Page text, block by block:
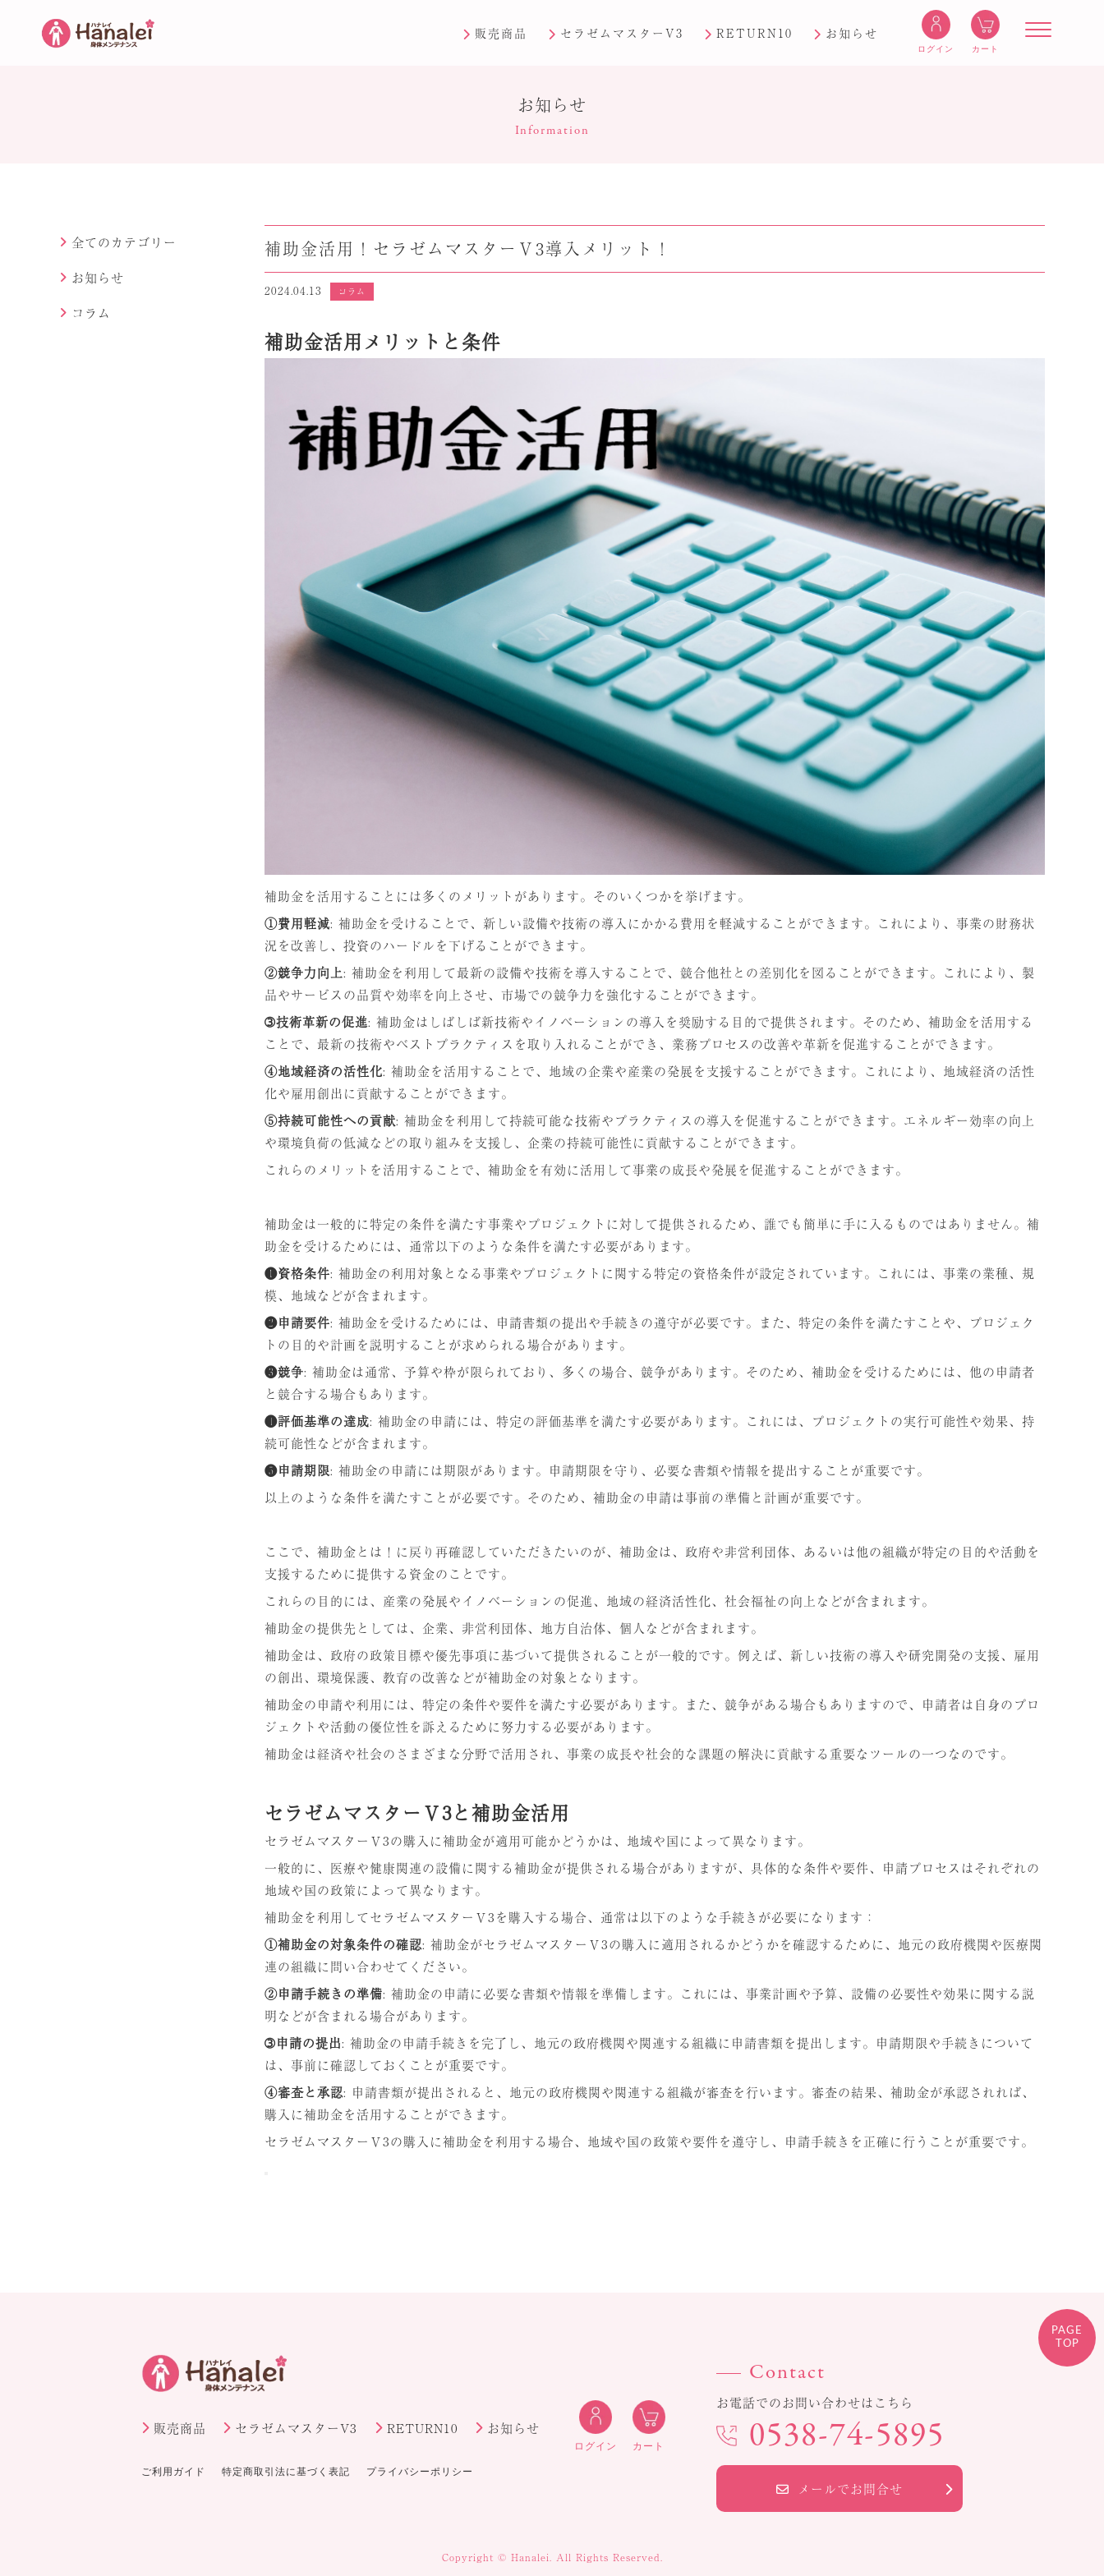
販売商品 セラゼムマスターV3 RETURN10 お知らせ
ログイン カート
お知らせ
Information
補助金活用！セラゼムマスターⅤ3導入メリット！
2024.04.13 コラム
補助金活用メリットと条件
補助金を活用することには多くのメリットがあります。そのいくつかを挙げます。
①費用軽減: 補助金を受けることで、新しい設備や技術の導入にかかる費用を軽減することができます。これにより、事業の財務状
況を改善し、投資のハードルを下げることができます。
②競争力向上: 補助金を利用して最新の設備や技術を導入することで、競合他社との差別化を図ることができます。これにより、製
品やサービスの品質や効率を向上させ、市場での競争力を強化することができます。
➂技術革新の促進: 補助金はしばしば新技術やイノベーションの導入を奨励する目的で提供されます。そのため、補助金を活用する
ことで、最新の技術やベストプラクティスを取り入れることができ、業務プロセスの改善や革新を促進することができます。
④地域経済の活性化: 補助金を活用することで、地域の企業や産業の発展を支援することができます。これにより、地域経済の活性
化や雇用創出に貢献することができます。
⑤持続可能性への貢献: 補助金を利用して持続可能な技術やプラクティスの導入を促進することができます。エネルギー効率の向上
や環境負荷の低減などの取り組みを支援し、企業の持続可能性に貢献することができます。
これらのメリットを活用することで、補助金を有効に活用して事業の成長や発展を促進することができます。
補助金は一般的に特定の条件を満たす事業やプロジェクトに対して提供されるため、誰でも簡単に手に入るものではありません。補
助金を受けるためには、通常以下のような条件を満たす必要があります。
❶資格条件: 補助金の利用対象となる事業やプロジェクトに関する特定の資格条件が設定されています。これには、事業の業種、規
模、地域などが含まれます。
❷申請要件: 補助金を受けるためには、申請書類の提出や手続きの遵守が必要です。また、特定の条件を満たすことや、プロジェク
トの目的や計画を説明することが求められる場合があります。
❸競争: 補助金は通常、予算や枠が限られており、多くの場合、競争があります。そのため、補助金を受けるためには、他の申請者
と競合する場合もあります。
❹評価基準の達成: 補助金の申請には、特定の評価基準を満たす必要があります。これには、プロジェクトの実行可能性や効果、持
続可能性などが含まれます。
❺申請期限: 補助金の申請には期限があります。申請期限を守り、必要な書類や情報を提出することが重要です。
以上のような条件を満たすことが必要です。そのため、補助金の申請は事前の準備と計画が重要です。
ここで、補助金とは！に戻り再確認していただきたいのが、補助金は、政府や非営利団体、あるいは他の組織が特定の目的や活動を
支援するために提供する資金のことです。
これらの目的には、産業の発展やイノベーションの促進、地域の経済活性化、社会福祉の向上などが含まれます。
補助金の提供先としては、企業、非営利団体、地方自治体、個人などが含まれます。
補助金は、政府の政策目標や優先事項に基づいて提供されることが一般的です。例えば、新しい技術の導入や研究開発の支援、雇用
の創出、環境保護、教育の改善などが補助金の対象となります。
補助金の申請や利用には、特定の条件や要件を満たす必要があります。また、競争がある場合もありますので、申請者は自身のプロ
ジェクトや活動の優位性を訴えるために努力する必要があります。
補助金は経済や社会のさまざまな分野で活用され、事業の成長や社会的な課題の解決に貢献する重要なツールの一つなのです。
セラゼムマスターⅤ3と補助金活用
セラゼムマスターⅤ3の購入に補助金が適用可能かどうかは、地域や国によって異なります。
一般的に、医療や健康関連の設備に関する補助金が提供される場合がありますが、具体的な条件や要件、申請プロセスはそれぞれの
地域や国の政策によって異なります。
補助金を利用してセラゼムマスターⅤ3を購入する場合、通常は以下のような手続きが必要になります：
①補助金の対象条件の確認: 補助金がセラゼムマスターⅤ3の購入に適用されるかどうかを確認するために、地元の政府機関や医療関
連の組織に問い合わせてください。
②申請手続きの準備: 補助金の申請に必要な書類や情報を準備します。これには、事業計画や予算、設備の必要性や効果に関する説
明などが含まれる場合があります。
➂申請の提出: 補助金の申請手続きを完了し、地元の政府機関や関連する組織に申請書類を提出します。申請期限や手続きについて
は、事前に確認しておくことが重要です。
④審査と承認: 申請書類が提出されると、地元の政府機関や関連する組織が審査を行います。審査の結果、補助金が承認されれば、
購入に補助金を活用することができます。
セラゼムマスターⅤ3の購入に補助金を利用する場合、地域や国の政策や要件を遵守し、申請手続きを正確に行うことが重要です。
全てのカテゴリー
お知らせ
コラム
Contact
お電話でのお問い合わせはこちら
0538-74-5895
メールでお問合せ
ログイン カート
販売商品 セラゼムマスターV3 RETURN10 お知らせ
ご利用ガイド 特定商取引法に基づく表記 プライバシーポリシー
Copyright © Hanalei. All Rights Reserved.
PAGE
TOP